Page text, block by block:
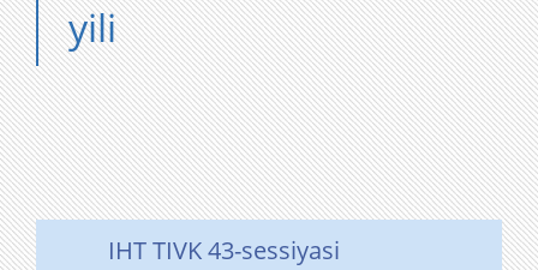
yili
IHT TIVK 43-sessiyasi